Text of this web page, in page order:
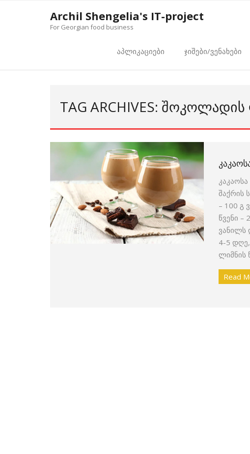
Archil Shengelia's IT-project
For Georgian food business
აპლიკაციები ჯიშები/ვენახები
TAG ARCHIVES:
შაქრის
– 100 გ
წვენი –
ვანილს
4-5
ლიმნის
Read